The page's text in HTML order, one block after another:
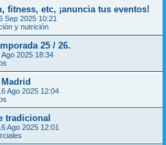
fitness, etc, ¡anuncia tus eventos!
Sep 2025 10:21
y nutrición
25 / 26.
Ago 2025 18:34
Ago 2025 12:04
tradicional
Ago 2025 12:01